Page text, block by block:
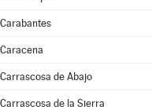
Carabantes
Caracena
Carrascosa de Abajo
Carrascosa de la Sierra